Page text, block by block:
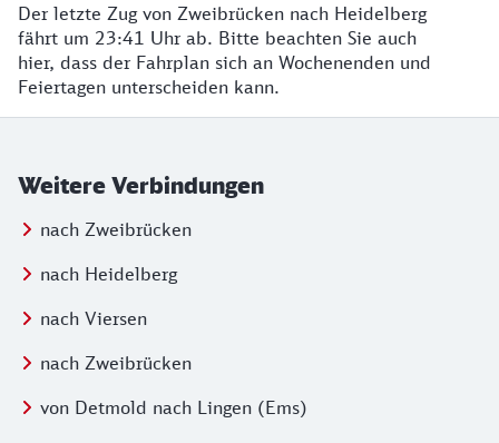
Der letzte Zug von Zweibrücken nach Heidelberg
fährt um 23:41 Uhr ab. Bitte beachten Sie auch
hier, dass der Fahrplan sich an Wochenenden und
Feiertagen unterscheiden kann.
Weitere Verbindungen
nach Zweibrücken
nach Heidelberg
nach Viersen
nach Zweibrücken
von Detmold nach Lingen (Ems)